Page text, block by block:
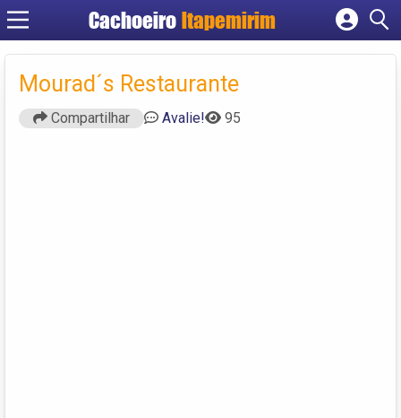
Cachoeiro Itapemirim
Cadastrar empresa
Criar conta
Mourad´s Restaurante
Compartilhar Avalie! 95